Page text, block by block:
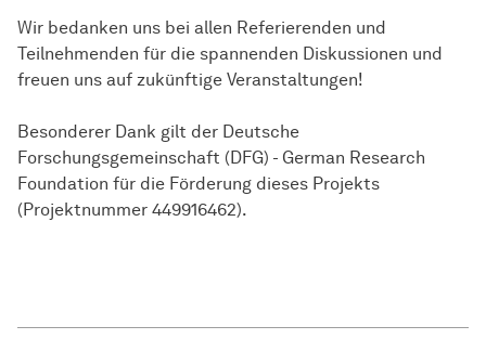
Wir bedanken uns bei allen Referierenden und
Teilnehmenden für die spannenden Diskussionen und
freuen uns auf zukünftige Veranstaltungen!
Besonderer Dank gilt der Deutsche
Forschungsgemeinschaft (DFG) - German Research
Foundation für die Förderung dieses Projekts
(Projektnummer 449916462).